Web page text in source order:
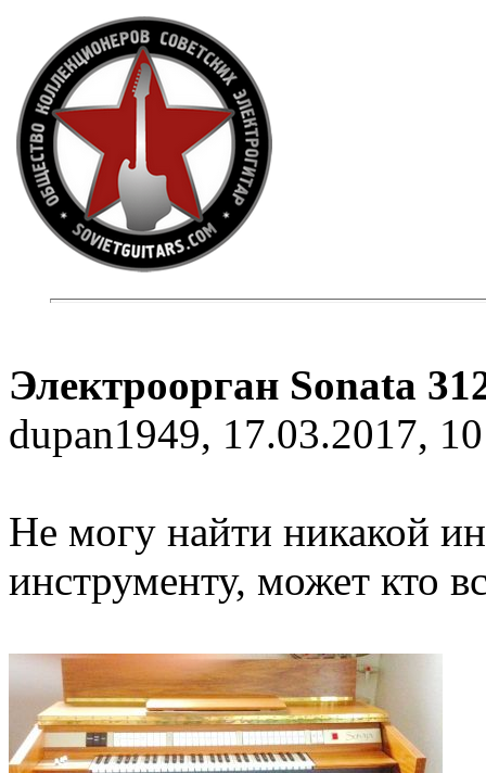
Электроорган Sonata
dupan1949, 17.03.2017,
Не могу найти никакой
инструменту, может кто